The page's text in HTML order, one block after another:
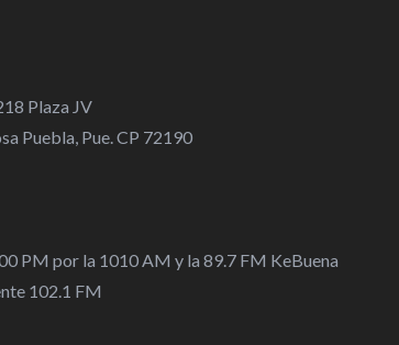
Diego
al River Plate, una
Plaza JV
Puebla, Pue. CP 72190
PM por la 1010 AM y la 89.7 FM KeBuena
102.1 FM